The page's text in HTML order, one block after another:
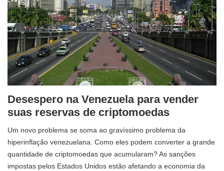
Desespero na Venezuela para vender
suas reservas de criptomoedas
Um novo problema se soma ao gravíssimo problema da
hiperinflação venezuelana. Como eles podem converter a grande
quantidade de criptomoedas que acumularam? As sanções
impostas pelos Estados Unidos estão afetando a economia da